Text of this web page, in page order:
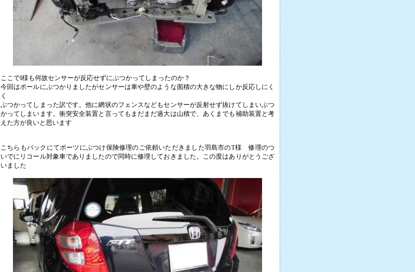
ここでI様も何故センサーが反応せずにぶつかってしまったのか？
今回はポールにぶつかりましたがセンサーは車や壁のような面積の大きな物にしか反応しにく
く
ぶつかってしまった訳です。他に網状のフェンスなどもセンサーが反射せず抜けてしまいぶつ
かってしまいます。衝突安全装置と言ってもまだまだ過大は山積で、あくまでも補助装置と考
えた方が良いと思います
こちらもバックにてポーツにぶつけ保険修理のご依頼いただきました羽島市のT様 修理のつ
いでにリコール対象車でありましたので同時に修理しておきました。この度はありがとうござ
いました